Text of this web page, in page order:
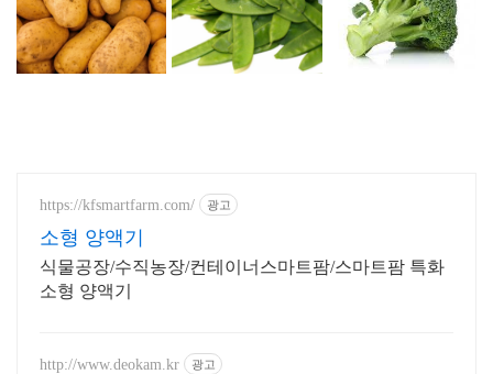
https://kfsmartfarm.com/ 광고
소형 양액기
식물공장/수직농장/컨테이너스마트팜/스마트팜 특화
소형 양액기
http://www.deokam.kr 광고